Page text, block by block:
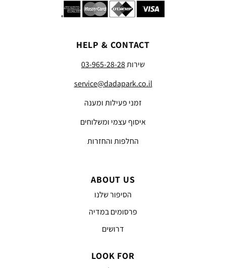
HELP & CONTACT
שירות03-965-28-28
service@dadapark.co.il
זמני פעילות ומענה
איסוף עצמי ומשלוחים
החלפות והחזרות
ABOUT US
הסיפור שלנו
פרסומים במדיה
דרושים
LOOK FOR